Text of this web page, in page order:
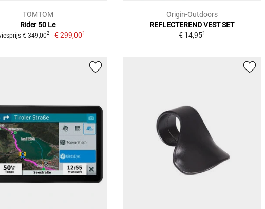
TOMTOM
Rider 50 Le
€ 349,002 € 299,001
Origin-Outdoors
REFLECTEREND VEST SET
€ 14,951